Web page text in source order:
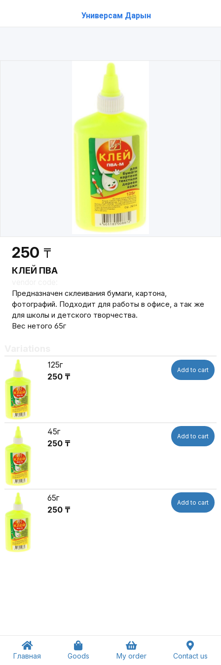
Универсам Дарын
Главная Goods My order Contact us
250 ₸
КЛЕЙ ПВА
Предназначен склеивания бумаги, картона,
фотографий. Подходит для работы в офисе, а так же
для школы и детского творчества.
Вес нетого 65г
125г
250 ₸
Add to cart
45г
250 ₸
Add to cart
65г
250 ₸
Add to cart